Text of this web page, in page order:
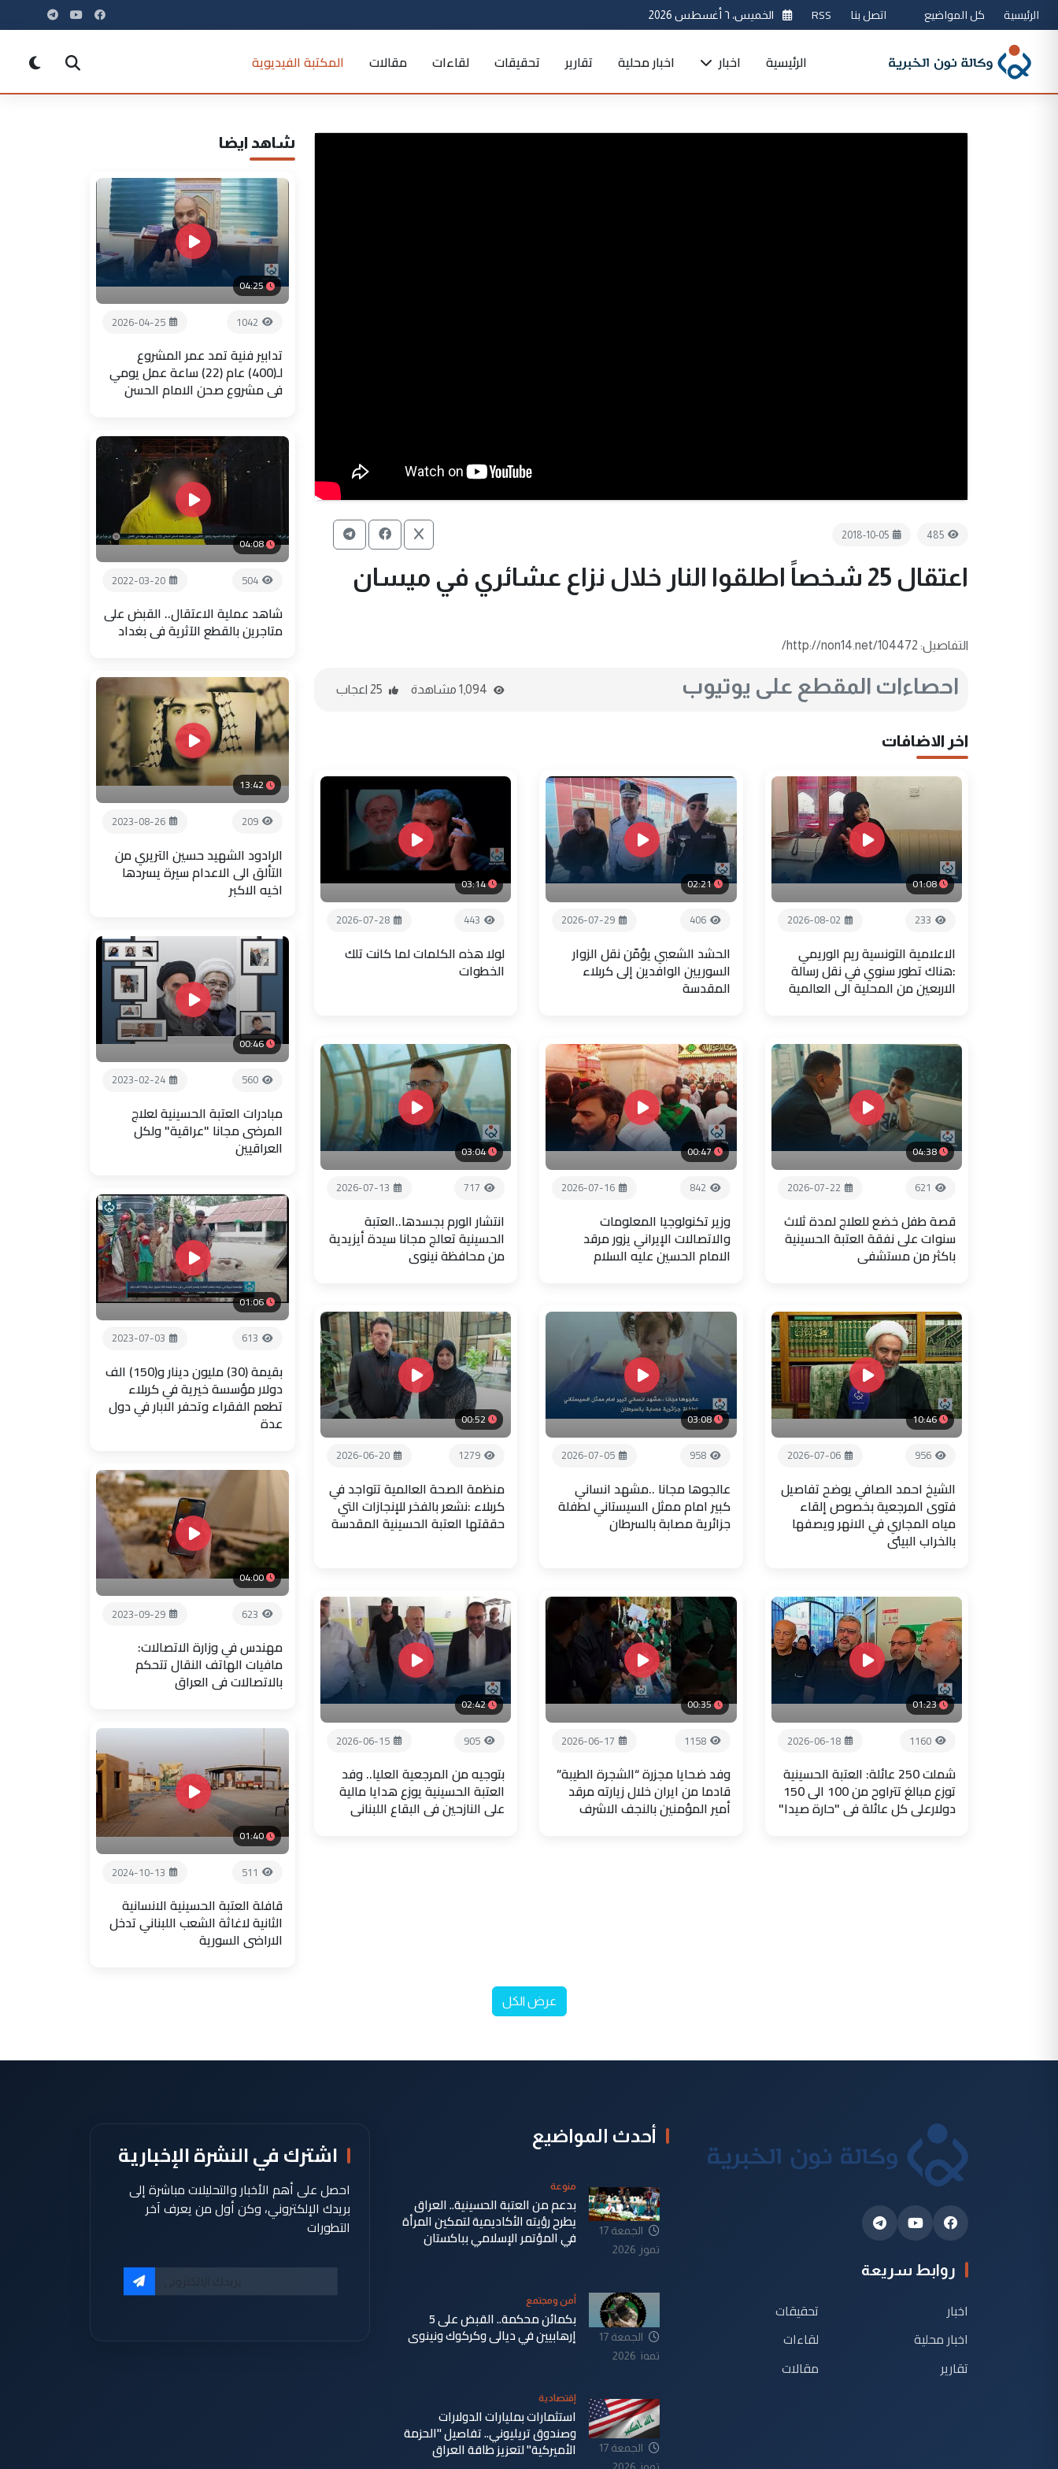
الرئيسية كل المواضيع اتصل بنا RSS الخميس، ٦ أغسطس 2026
الرئيسية اخبار اخبار محلية تقارير تحقيقات لقاءات مقالات المكتبة الفيديوية
485
2018-10-05
اعتقال 25 شخصاً اطلقوا النار خلال نزاع عشائري في ميسان
التفاصيل: http://non14.net/104472/
احصاءات المقطع على يوتيوب
اخر الاضافات
01:08
233
2026-08-02
الاعلامية التونسية ريم الوريمي
:هناك تطور سنوي في نقل رسالة
الاربعين من المحلية الى العالمية
02:21
406
2026-07-29
الحشد الشعبي يؤمّن نقل الزوار
السوريين الوافدين إلى كربلاء
المقدسة
03:14
443
2026-07-28
لولا هذه الكلمات لما كانت تلك
الخطوات
04:38
621
2026-07-22
قصة طفل خضع للعلاج لمدة ثلاث
سنوات على نفقة العتبة الحسينية
باكثر من مستشفى
00:47
842
2026-07-16
وزير تكنولوجيا المعلومات
والاتصالات الإيراني يزور مرقد
الامام الحسين عليه السلام
03:04
717
2026-07-13
انتشار الورم بجسدها..العتبة
الحسينية تعالج مجانا سيدة أيزيدية
من محافظة نينوى
10:46
956
2026-07-06
الشيخ احمد الصافي يوضح تفاصيل
فتوى المرجعية بخصوص إلقاء
مياه المجاري في الانهر ويصفها
بالخراب البيئي
03:08
958
2026-07-05
عالجوها مجانا ..مشهد انساني
كبير امام ممثل السيستاني لطفلة
جزائرية مصابة بالسرطان
00:52
1279
2026-06-20
منظمة الصحة العالمية تتواجد في
كربلاء :نشعر بالفخر للإنجازات التي
حققتها العتبة الحسينية المقدسة
01:23
1160
2026-06-18
شملت 250 عائلة: العتبة الحسينية
توزع مبالغ تتراوح من 100 الى 150
دولارعلى كل عائلة في "حارة صيدا"
00:35
1158
2026-06-17
وفد ضحايا مجزرة “الشجرة الطيبة”
قادما من ايران خلال زيارته مرقد
أمير المؤمنين بالنجف الاشرف
02:42
905
2026-06-15
بتوجيه من المرجعية العليا.. وفد
العتبة الحسينية يوزع هدايا مالية
على النازحين في البقاع اللبناني
شاهد ايضا
04:25
1042
2026-04-25
تدابير فنية تمد عمر المشروع
لـ(400) عام (22) ساعة عمل يومي
في مشروع صحن الامام الحسن
04:08
504
2022-03-20
شاهد عملية الاعتقال.. القبض على
متاجرين بالقطع الآثرية في بغداد
13:42
209
2023-08-26
الرادود الشهيد حسين التريري من
التألق الى الاعدام سيرة يسردها
اخيه الاكبر
00:46
560
2023-02-24
مبادرات العتبة الحسينية لعلاج
المرضى مجانا "عراقية" ولكل
العراقيين
01:06
613
2023-07-03
بقيمة (30) مليون دينار و(150) الف
دولار مؤسسة خيرية في كربلاء
تطعم الفقراء وتحفر الابار في دول
عدة
04:00
623
2023-09-29
مهندس في وزارة الاتصالات:
مافيات الهاتف النقال تتحكم
بالاتصالات في العراق
01:40
511
2024-10-13
قافلة العتبة الحسينية الانسانية
الثانية لاغاثة الشعب اللبناني تدخل
الاراضي السورية
عرض الكل
روابط سريعة
اخبار
اخبار محلية
تقارير
تحقيقات
لقاءات
مقالات
أحدث المواضيع
الجمعة 17
تموز 2026
منوعة
بدعم من العتبة الحسينية.. العراق
يطرح رؤيته الأكاديمية لتمكين المرأة
في المؤتمر الإسلامي بباكستان
الجمعة 17
تموز 2026
أمن ومجتمع
بكمائن محكمة.. القبض على 5
إرهابيين في ديالى وكركوك ونينوى
الجمعة 17
إقتصادية
استثمارات بمليارات الدولارات
وصندوق تريليوني.. تفاصيل "الحزمة
الأميركية" لتعزيز طاقة العراق
اشترك في النشرة الإخبارية
احصل على أهم الأخبار والتحليلات مباشرة إلى
بريدك الإلكتروني، وكن أول من يعرف آخر
التطورات